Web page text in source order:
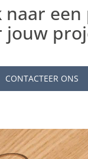
naar
jouw
CONTACTEER ONS